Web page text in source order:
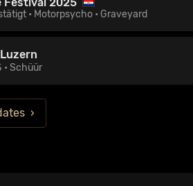
• Motorpsycho • Graveyard
• Schüür